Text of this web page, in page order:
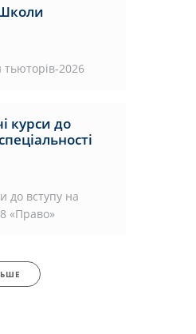
2026
курси до
до вступу на
«Право»